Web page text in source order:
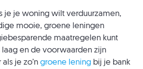
je je woning wilt verduurzamen,
mooie, groene leningen
maatregelen kunt
laag en de voorwaarden zijn
je zo’n groene lening bij je bank